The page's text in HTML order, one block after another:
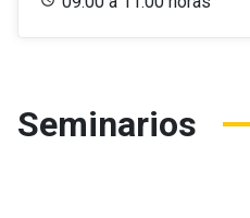
Seminarios